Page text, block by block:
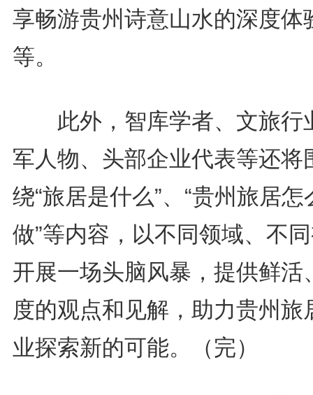
享畅游贵州诗意山水的深度体
等。
此外，智库学者、文旅行
军人物、头部企业代表等还将
绕“旅居是什么”、“贵州旅居怎
做”等内容，以不同领域、不
开展一场头脑风暴，提供鲜活
度的观点和见解，助力贵州旅
业探索新的可能。（完）